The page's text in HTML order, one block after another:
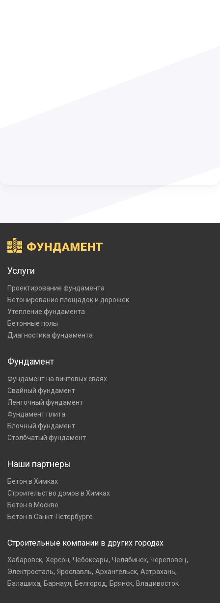
Услуги
Проектирование фундамента
Бетонирование площадок и дорожек
Утепление фундамента
Бетонные полы
Диагностика фундамента
Фундамент
Фундамент на винтовых сваях
Свайный фундамент
Ленточный фундамент
Фундамент плита
Блочный фундамент
Столбчатый фундамент
Наши партнеры
Бетон в Химках
Строительство домов в Химках
Бетон в Москве
Бетон в Санкт-Петербурге
Строительные компании в других городах
Хабаровск, Херсон, Чебоксары, Челябинск, Череповец,
Электросталь, Ярославль, Архангельск, Астрахань,
Балашиха, Барнаул, Белгород, Брянск, Владивосток